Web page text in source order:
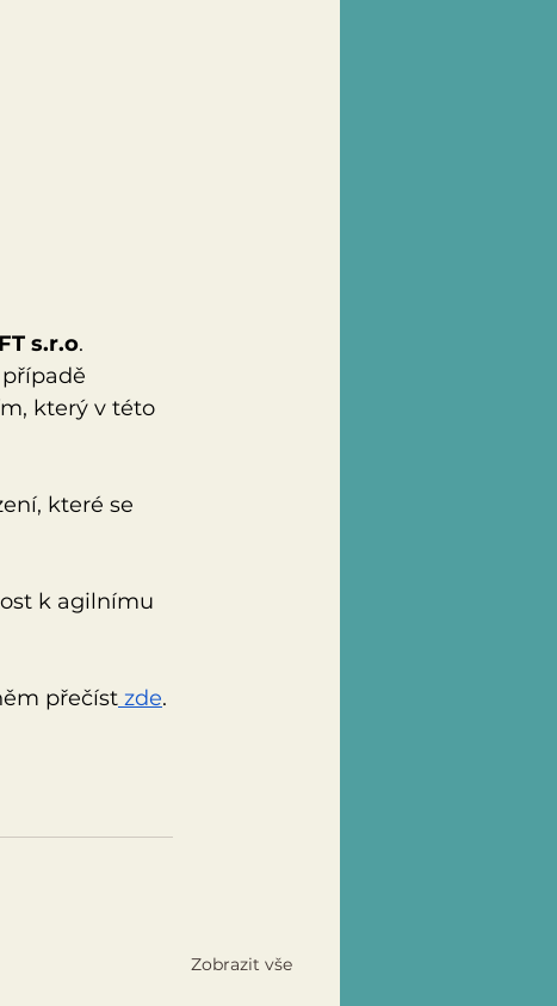
s.r.o.
který v této
které se
k agilnímu
přečíst zde.
Zobrazit vše